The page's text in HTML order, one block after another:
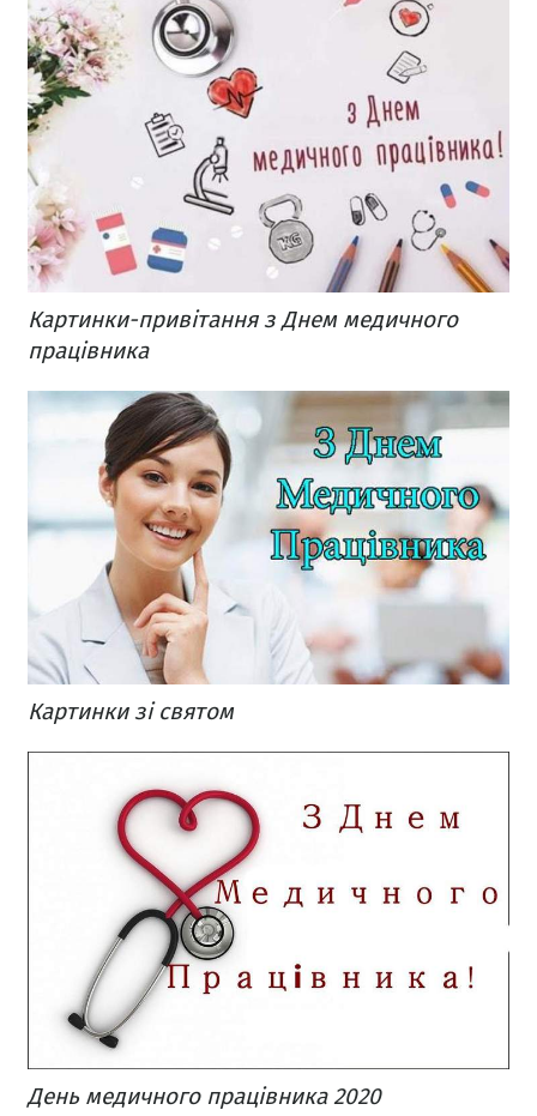
Картинки-привітання з Днем медичного
працівника
Картинки зі святом
День медичного працівника 2020